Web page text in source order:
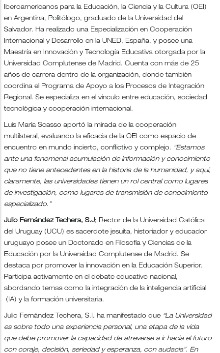
Iberoamericanos para la Educación, la Ciencia y la Cultura (OEI)
en Argentina, Politólogo, graduado de la Universidad del
Salvador. Ha realizado una Especialización en Cooperación
Internacional y Desarrollo en la UNED, España, y posee una
Maestría en Innovación y Tecnología Educativa otorgada por la
Universidad Complutense de Madrid. Cuenta con más de 25
años de carrera dentro de la organización, donde también
coordina el Programa de Apoyo a los Procesos de Integración
Regional. Se especializa en el vínculo entre educación, sociedad
tecnológica y cooperación internacional.
Luis María Scasso aportó la mirada de la cooperación
multilateral, evaluando la eficacia de la OEI como espacio de
encuentro en mundo incierto, conflictivo y complejo. “Estamos
ante una fenomenal acumulación de información y conocimiento
que no tiene antecedentes en la historia de la humanidad, y aquí,
claramente, las universidades tienen un rol central como lugares
de investigación, como lugares de transmisiòn de conocimiento
especializado.”
Julio Fernández Techera, S.J; Rector de la Universidad Católica
del Uruguay (UCU) es sacerdote jesuita, historiador y educador
uruguayo posee un Doctorado en Filosofía y Ciencias de la
Educación por la Universidad Complutense de Madrid. Se
destaca por promover la innovación en la Educación Superior.
Participa activamente en el debate educativo nacional,
abordando temas como la integración de la inteligencia artificial
(IA) y la formación universitaria.
Julio Fernández Techera, S.I. ha manifestado que “La Universidad
es sobre todo una experiencia personal, una etapa de la vida
que debe promover la capacidad de atreverse a ir hacia el futuro
con coraje, decisión, seriedad y esperanza, con audacia”. En